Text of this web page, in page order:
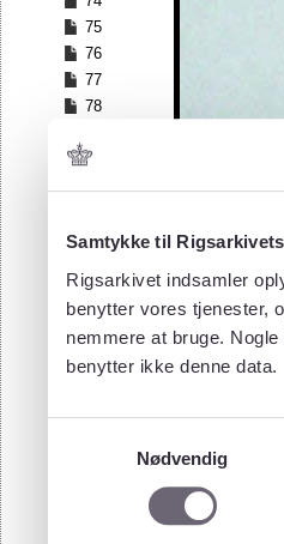
Samtykke til
Rigsarkivet indsamler
benytter vores tjenester,
nemmere at bruge.
benytter ikke denne data.
Nødvendig
75
76
77
78
80
83
85
86
87
88
90